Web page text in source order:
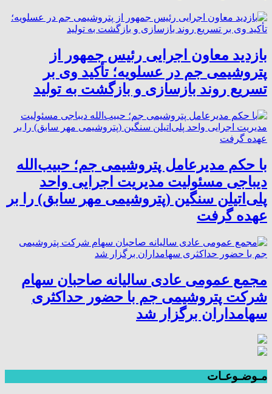
بازدید معاون اجرایی رئیس جمهور از
پتروشیمی جم در عسلویه؛ تأکید وی بر
تسریع روند بازسازی و بازگشت به تولید
با حکم مدیرعامل پتروشیمی جم؛ حبیب‌الله
دیباجی مسئولیت مدیریت اجرایی واحد
پلی‌اتیلن سنگین (پتروشیمی مهر سابق) را بر
عهده گرفت
مجمع عمومی عادی سالیانه صاحبان سهام
شرکت پتروشیمی جم با حضور حداکثری
سهامداران برگزار شد
مـوضـوعـات